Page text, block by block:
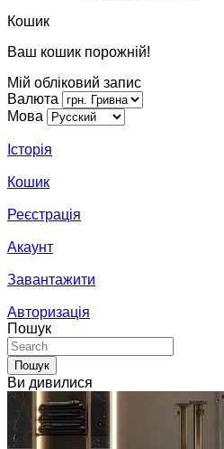
Кошик
Ваш кошик порожній!
Мій обліковий запис
Валюта
Мова
Історія
Кошик
Реєстрація
Акаунт
Завантажити
Авторизація
Пошук
Пошук
Ви дивилися